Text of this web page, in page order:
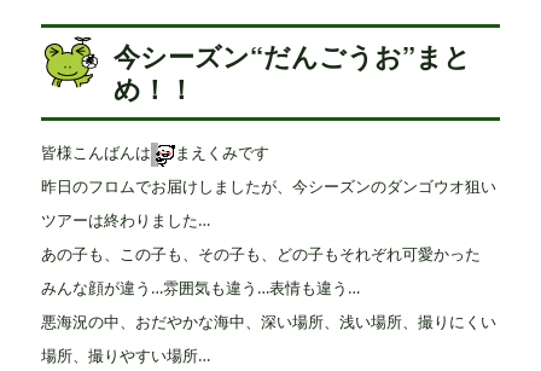
今シーズン“だんごうお”まと
め！！
皆様こんばんは
まえくみです
昨日のフロムでお届けしましたが、今シーズンのダンゴウオ狙い
ツアーは終わりました…
あの子も、この子も、その子も、どの子もそれぞれ可愛かった
みんな顔が違う…雰囲気も違う…表情も違う…
悪海況の中、おだやかな海中、深い場所、浅い場所、撮りにくい
場所、撮りやすい場所…